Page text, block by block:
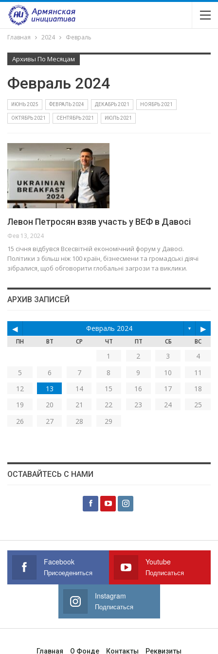
Главная 2024 Февраль
Архивы По Месяцам
Февраль 2024
ИЮНЬ 2025 ФЕВРАЛЬ 2024 ДЕКАБРЬ 2021 НОЯБРЬ 2021
ОКТЯБРЬ 2021 СЕНТЯБРЬ 2021 ИЮЛЬ 2021
Левон Петросян взяв участь у ВЕФ в Давосі
Фев 13, 2024
15 січня відбувся Всесвітній економічний форум у Давосі.
Політики з більш ніж 100 країн, бізнесмени та громадські діячі
зібралися, щоб обговорити глобальні загрози та виклики.
АРХИВ ЗАПИСЕЙ
◀ Февраль 2024 ▼ ▶
ПН ВТ СР ЧТ ПТ СБ ВС
1 2 3
4
5
6 7 8 9 10
11
12
13 14 15 16 17
18
19
20 21 22 23 24
25
26
27 28 29
ОСТАВАЙТЕСЬ С НАМИ
Facebook
Присоедениться
Youtube
Подписаться
Instagram
Подписаться
Главная О Фонде Контакты Реквизиты